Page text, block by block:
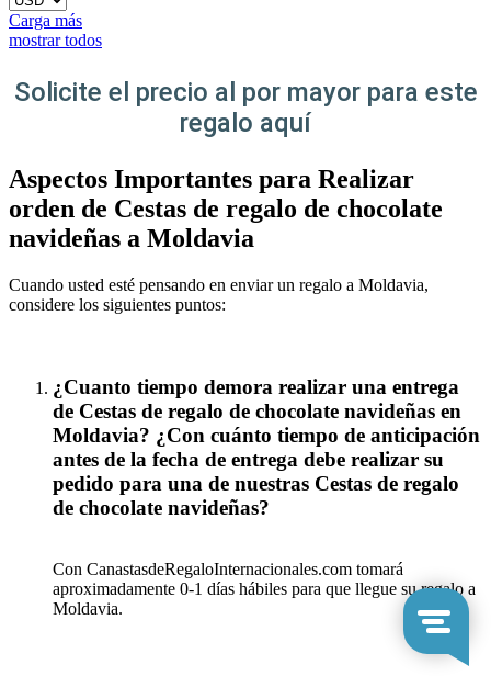
Carga más
mostrar todos
Solicite el precio al por mayor para este
regalo aquí
Aspectos Importantes para Realizar
orden de Cestas de regalo de chocolate
navideñas a Moldavia
Cuando usted esté pensando en enviar un regalo a Moldavia,
considere los siguientes puntos:
¿Cuanto tiempo demora realizar una entrega
de Cestas de regalo de chocolate navideñas en
Moldavia? ¿Con cuánto tiempo de anticipación
antes de la fecha de entrega debe realizar su
pedido para una de nuestras Cestas de regalo
de chocolate navideñas?
Con CanastasdeRegaloInternacionales.com tomará
aproximadamente 0-1 días hábiles para que llegue su regalo a
Moldavia.